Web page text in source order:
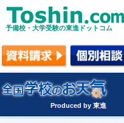
予備校・大学受験の東進ドットコム
Produced by 東進